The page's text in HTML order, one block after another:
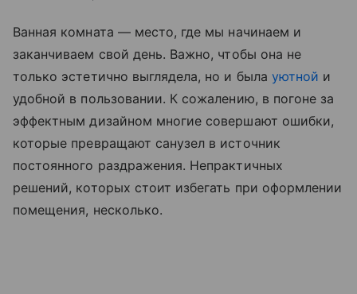
Ванная комната — место, где мы начинаем и
заканчиваем свой день. Важно, чтобы она не
только эстетично выглядела, но и была уютной и
удобной в пользовании. К сожалению, в погоне за
эффектным дизайном многие совершают ошибки,
которые превращают санузел в источник
постоянного раздражения. Непрактичных
решений, которых стоит избегать при оформлении
помещения, несколько.